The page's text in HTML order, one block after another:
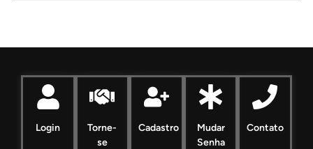
Login
Torne-
se
Cadastro
Mudar
Senha
Contato